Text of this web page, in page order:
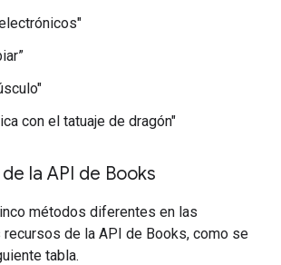
con el tatuaje de dragón"
la API de Books
métodos diferentes en las
de la API de Books, como se
tabla.